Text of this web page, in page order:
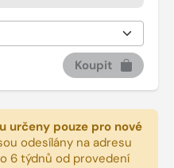
Koupit
určeny pouze pro nové
odesílány na adresu
6 týdnů od provedení